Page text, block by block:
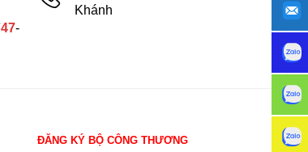
-
Khánh
ĐĂNG KÝ BỘ CÔNG THƯƠNG